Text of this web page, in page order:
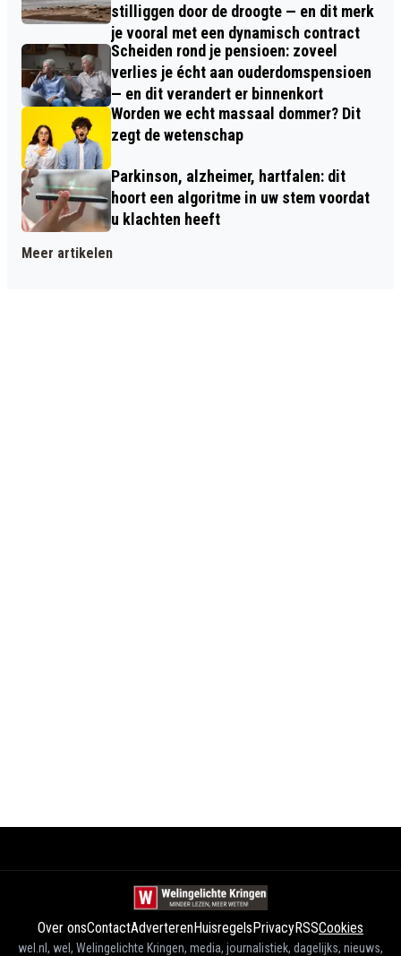
stilliggen door de droogte — en dit merk
je vooral met een dynamisch contract
Scheiden rond je pensioen: zoveel
verlies je écht aan ouderdomspensioen
— en dit verandert er binnenkort
Worden we echt massaal dommer? Dit
zegt de wetenschap
Parkinson, alzheimer, hartfalen: dit
hoort een algoritme in uw stem voordat
u klachten heeft
Meer artikelen
Over onsContactAdverterenHuisregelsPrivacyRSSCookies
wel.nl, wel, Welingelichte Kringen, media, journalistiek, dagelijks, nieuws,